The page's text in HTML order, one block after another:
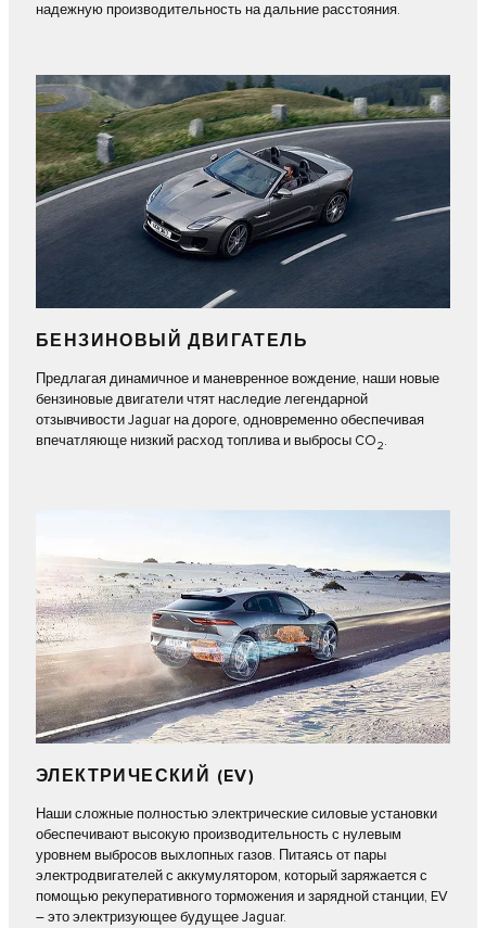
надежную производительность на дальние расстояния.
БЕНЗИНОВЫЙ ДВИГАТЕЛЬ
Предлагая динамичное и маневренное вождение, наши новые
бензиновые двигатели чтят наследие легендарной
отзывчивости Jaguar на дороге, одновременно обеспечивая
впечатляюще низкий расход топлива и выбросы CO2.
ЭЛЕКТРИЧЕСКИЙ (EV)
Наши сложные полностью электрические силовые установки
обеспечивают высокую производительность с нулевым
уровнем выбросов выхлопных газов. Питаясь от пары
электродвигателей с аккумулятором, который заряжается с
помощью рекуперативного торможения и зарядной станции, EV
– это электризующее будущее Jaguar.